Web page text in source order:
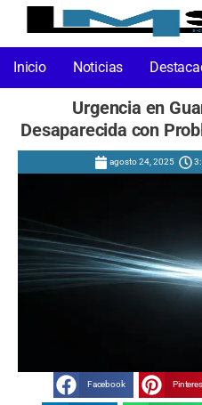
Inicio Noticias
Urgencia en
Desaparecida con
agosto 24, 2025
Facebook